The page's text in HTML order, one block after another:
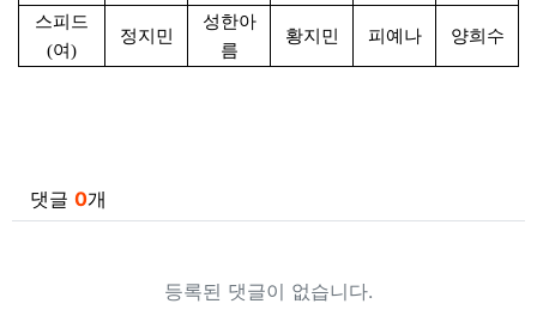
스피드
(여)
정지민
성한아
름
황지민 피예나 양희수
댓글 0개
등록된 댓글이 없습니다.